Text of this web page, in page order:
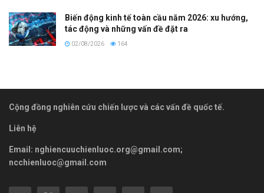
Biến động kinh tế toàn cầu năm 2026: xu hướng,
tác động và những vấn đề đặt ra
02/08/2026 164
Cộng đồng nghiên cứu chiến lược và các vấn đề quốc tế.
Liên hệ
Email: nghiencuuchienluoc.org@gmail.com;
ncchienluoc@gmail.com